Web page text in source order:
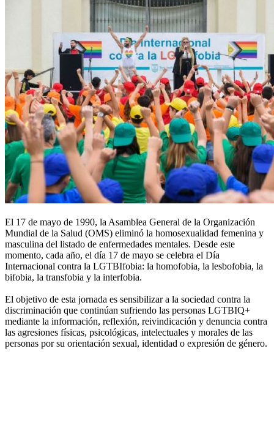
El 17 de mayo de 1990, la Asamblea General de la Organización
Mundial de la Salud (OMS) eliminó la homosexualidad femenina y
masculina del listado de enfermedades mentales. Desde este
momento, cada año, el día 17 de mayo se celebra el Día
Internacional contra la LGTBIfobia: la homofobia, la lesbofobia, la
bifobia, la transfobia y la interfobia.
El objetivo de esta jornada es sensibilizar a la sociedad contra la
discriminación que continúan sufriendo las personas LGTBIQ+
mediante la información, reflexión, reivindicación y denuncia contra
las agresiones físicas, psicológicas, intelectuales y morales de las
personas por su orientación sexual, identidad o expresión de género.